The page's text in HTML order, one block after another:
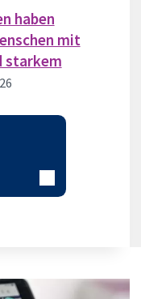
haben
mit
starkem